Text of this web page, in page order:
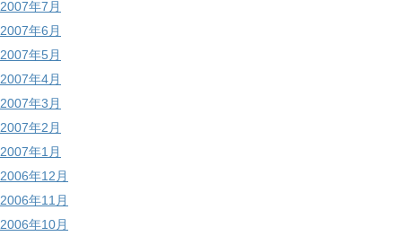
2007年7月
2007年6月
2007年5月
2007年4月
2007年3月
2007年2月
2007年1月
2006年12月
2006年11月
2006年10月